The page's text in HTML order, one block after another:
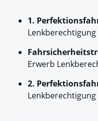
1.
Lenkberechtigung
Erwerb
2.
Lenkberechtigung